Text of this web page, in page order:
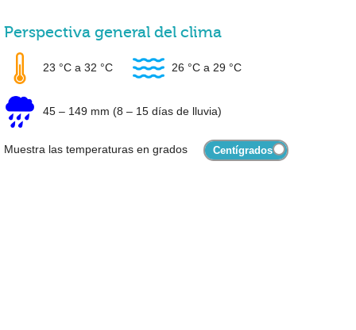
Perspectiva general del clima
23 °C a 32 °C 26 °C a 29 °C
45 – 149 mm (8 – 15 días de lluvia)
Muestra las temperaturas en grados